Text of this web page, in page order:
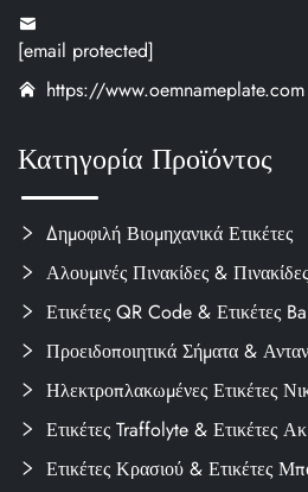
[email protected]
https://www.oemnameplate.com
Κατηγορία Προϊόντος
Δημοφιλή Βιομηχανικά Ετικέτες
Αλουμινές Πινακίδες &
Ετικέτες QR Code & Ετικέτες
Προειδοποιητικά Σήματα &
Ηλεκτροπλακωμένες Ετικέτες
Ετικέτες Traffolyte & Ετικέτες
Ετικέτες Κρασιού & Ετικέτες